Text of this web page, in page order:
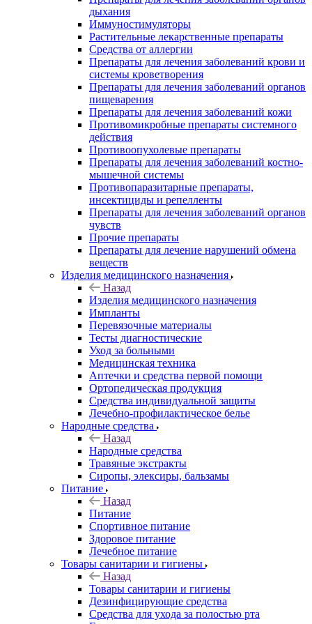
дыхания
Иммуностимуляторы
Растительные лекарственные препараты
Средства от аллергии
Препараты для лечения заболеваний крови и
системы кроветворения
Препараты для лечения заболеваний органов
пищеварения
Препараты для лечения заболеваний кожи
Противомикробные препараты системного
действия
Противоопухолевые препараты
Препараты для лечения заболеваний костно-
мышечной системы
Противопаразитарные препараты,
инсектициды и репелленты
Препараты для лечения заболеваний органов
чувств
Прочие препараты
Препараты для лечение нарушений обмена
веществ
Изделия медицинского назначения
Назад
Изделия медицинского назначения
Импланты
Перевязочные материалы
Тесты диагностические
Уход за больными
Медицинская техника
Аптечки и средства первой помощи
Ортопедическая продукция
Средства индивидуальной защиты
Лечебно-профилактическое белье
Народные средства
Назад
Народные средства
Травяные экстракты
Сиропы, элексиры, бальзамы
Питание
Назад
Питание
Спортивное питание
Здоровое питание
Лечебное питание
Товары санитарии и гигиены
Назад
Товары санитарии и гигиены
Дезинфицирующие средства
Средства для ухода за полостью рта